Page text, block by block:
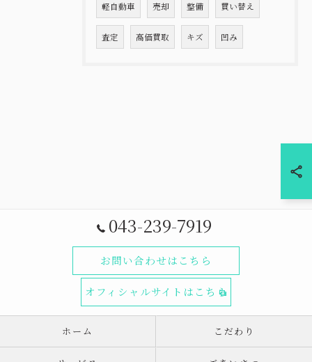
軽自動車 売却 整備 買い替え
査定 高価買取 キズ 凹み
043-239-7919
お問い合わせはこちら
オフィシャルサイトはこちら
ホーム こだわり